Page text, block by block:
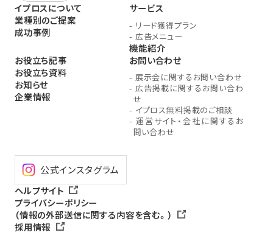
イプロスについて
業種別のご提案
成功事例
サービス
- リード獲得プラン
- 広告メニュー
機能紹介
お役立ち記事
お役立ち資料
お知らせ
企業情報
お問い合わせ
- 展示会に関するお問い合わせ
- 広告掲載に関するお問い合わ
せ
- イプロス無料掲載のご相談
- 運営サイト・会社に関するお
問い合わせ
公式インスタグラム
ヘルプサイト
プライバシーポリシー
（情報の外部送信に関する内容を含む。）
採用情報